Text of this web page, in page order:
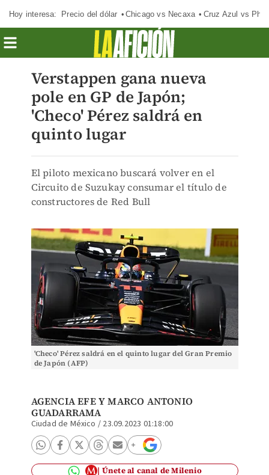
Hoy interesa: Precio del dólar Chicago vs Necaxa Cruz Azul vs
Verstappen gana nueva
pole en GP de Japón;
'Checo' Pérez saldrá en
quinto lugar
El piloto mexicano buscará volver en el
Circuito de Suzukay consumar el título de
constructores de Red Bull
'Checo' Pérez saldrá en el quinto lugar del Gran Premio
de Japón (AFP)
AGENCIA EFEYMARCO ANTONIO
GUADARRAMA
Ciudad de México / 23.09.2023 01:18:00
Únete al canal de Milenio